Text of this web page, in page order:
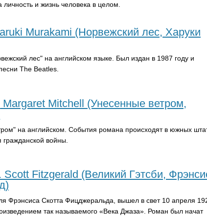
личность и жизнь человека в целом.
Murakami (Норвежский лес, Харуки
лес" на английском языке. Был издан в 1987 году и
The Beatles
Mitchell (Унесенные ветром,
на английском. События романа происходят в южных
войны.
Scott Fitzgerald (Великий Гэтсби,
Фрэнсиса Скотта Фицджеральда, вышел в свет 10 апреля
так называемого «Века Джаза». Роман был начат